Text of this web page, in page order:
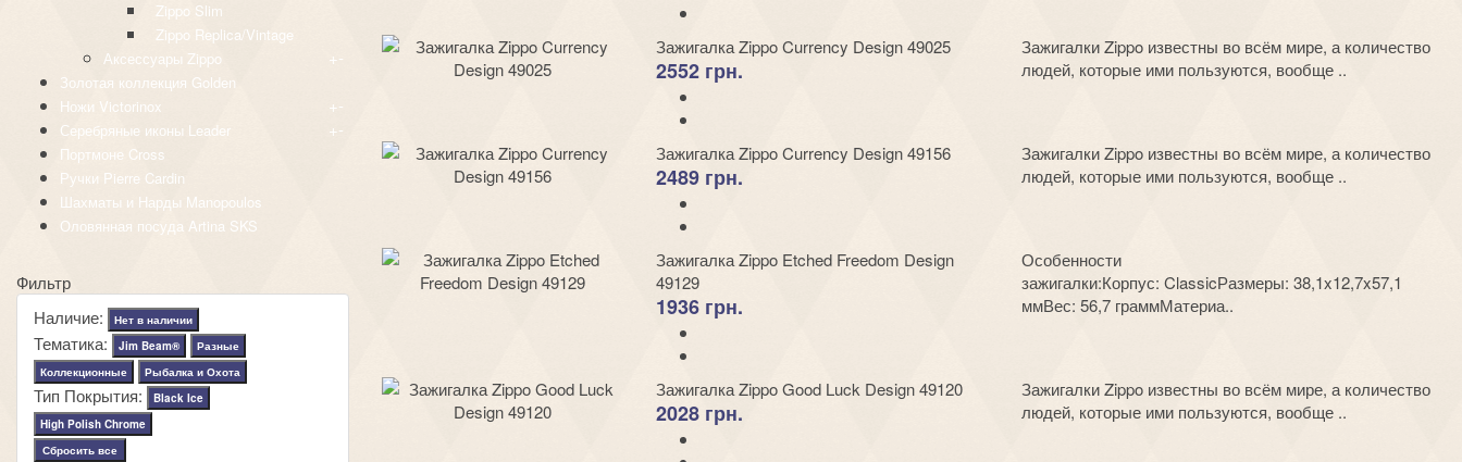
Zippo Slim
Zippo Replica/Vintage
Аксессуары Zippo
+-
Золотая коллекция Golden
Ножи Victorinox
+-
Серебряные иконы Leader +-
Портмоне Cross
Ручки Pierre Cardin
Шахматы и Нарды Manopoulos
Оловянная посуда Artina SKS
Фильтр
Наличие:
Нет в наличии
Тематика: Jim Beam®
Разные
Коллекционные
Рыбалка и Охота
Тип Покрытия:
Black Ice
High Polish Chrome
Сбросить все
Зажигалка Zippo Currency Design 49025
2552 грн.
Зажигалки Zippo известны во всём мире, а количество
людей, которые ими пользуются, вообще ..
Зажигалка Zippo Currency Design 49156
2489 грн.
Зажигалки Zippo известны во всём мире, а количество
людей, которые ими пользуются, вообще ..
Зажигалка Zippo Etched Freedom Design
49129
1936 грн.
Особенности
зажигалки:Корпус: ClassicРазмеры: 38,1x12,7x57,1
ммВес: 56,7 граммМатериа..
Зажигалка Zippo Good Luck Design 49120
2028 грн.
Зажигалки Zippo известны во всём мире, а количество
людей, которые ими пользуются, вообще ..